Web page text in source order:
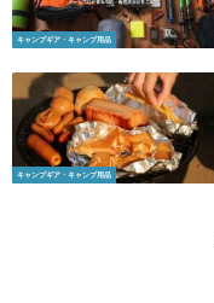
キャンプギア・キャンプ用品
キャンプギア・キャンプ用品